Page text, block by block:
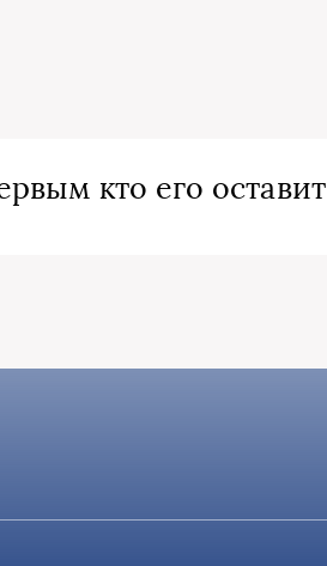
кто его оставит